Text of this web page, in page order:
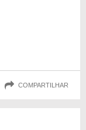
COMPARTILHAR